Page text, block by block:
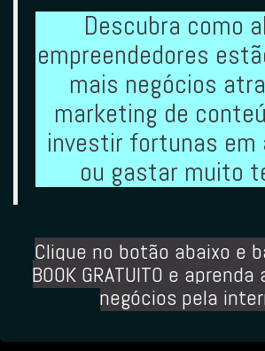
Descubra como
empreendedores
mais negócios
marketing de
investir fortunas em
ou gastar muito
Clique no botão abaixo e
BOOK GRATUITO e
negócios pela